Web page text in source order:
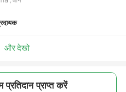
और देखो
प्राप्त करें